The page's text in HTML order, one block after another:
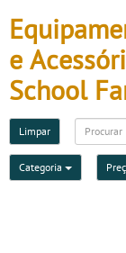
e
School
Limpar
Categoria